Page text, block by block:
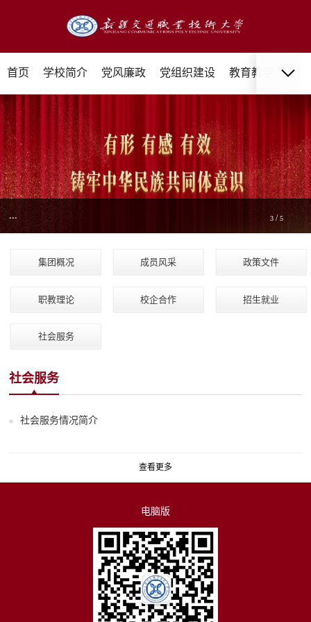
首页 学校简介 党风廉政 党组织建设 教育教学 招
... 3 /5
集团概况 成员风采 政策文件
职教理论 校企合作 招生就业
社会服务
社会服务
社会服务情况简介
查看更多
电脑版